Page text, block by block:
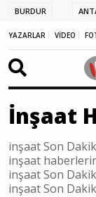
BURDUR
YAZARLAR VİDEO
İnşaat
inşaat Son
inşaat
inşaat Son
inşaat Son